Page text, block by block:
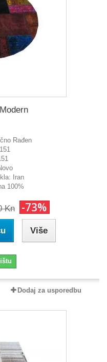
Rađen
151
Iran
100%
Kn -73%
Više
Dodaj za usporedbu